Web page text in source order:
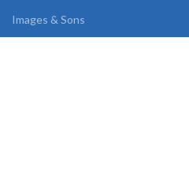
Images & Sons